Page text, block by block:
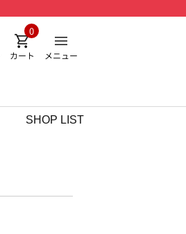
カート
0
メニュー
SHOP LIST